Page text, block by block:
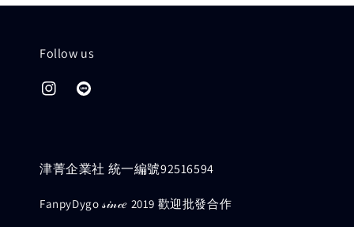
Follow us
津菁企業社 統一編號92516594
FanpyDygo 𝓈𝒾𝓃𝒸𝑒 2019 歡迎批發合作